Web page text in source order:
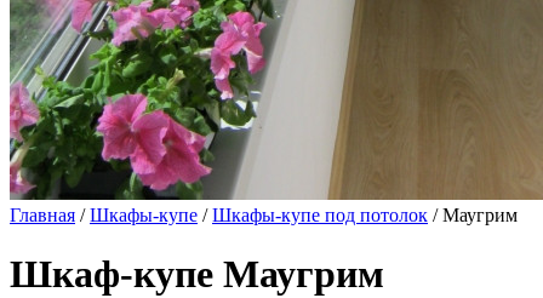
Главная /Шкафы-купе /Шкафы-купе под потолок / Маугрим
Шкаф-купе Маугрим